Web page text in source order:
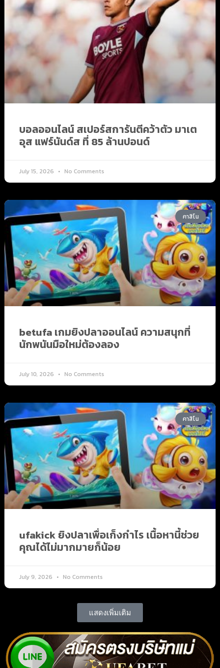
บอลออนไลน์ สเปอร์สการันตีคว้าตัว มาเต
อุส แฟร์นันด์ส ที่ 85 ล้านปอนด์
July 15, 2026 No Comments
คาสิโน
betufa เกมยิงปลาออนไลน์ ความสนุกที่
นักพนันมือใหม่ต้องลอง
July 10, 2026 No Comments
คาสิโน
ufakick ยิงปลาเพื่อเก็งกำไร เนื้อหานี้ช่วย
คุณได้ไม่มากมายก็น้อย
July 9, 2026 No Comments
แสดงเพิ่มเติม